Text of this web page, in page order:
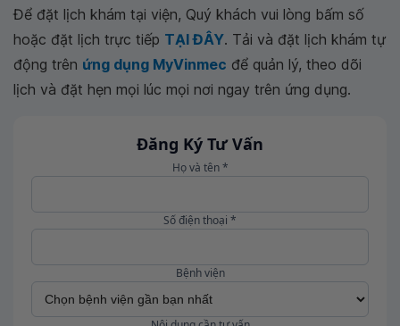
Để đặt lịch khám tại viện, Quý khách vui lòng bấm số
hoặc đặt lịch trực tiếp TẠI ĐÂY. Tải và đặt lịch khám tự
động trên ứng dụng MyVinmec để quản lý, theo dõi
lịch và đặt hẹn mọi lúc mọi nơi ngay trên ứng dụng.
Đăng Ký Tư Vấn
Họ và tên *
Số điện thoại *
Bệnh viện